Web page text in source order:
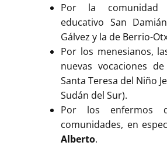
Por la comunidad
educativo San
Gálvez y la de Berrio-
Por los menesianos,
nuevas vocaciones
Santa Teresa del Niño
Sudán del Sur).
Por los enfermos
comunidades, en
Alberto.